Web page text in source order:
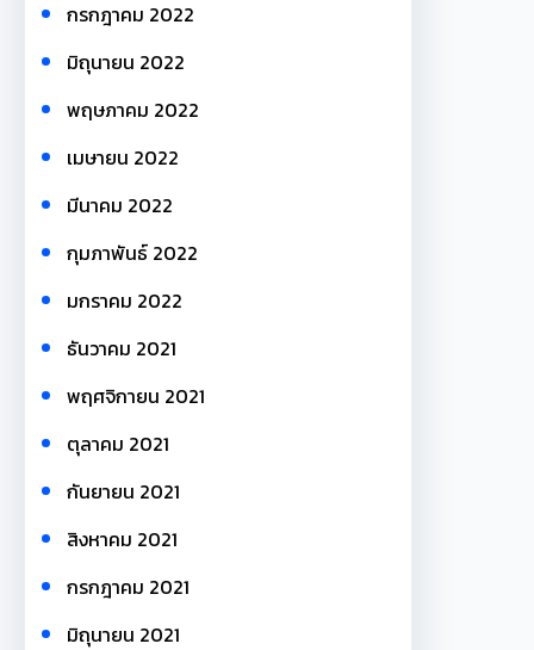
กรกฎาคม 2022
มิถุนายน 2022
พฤษภาคม 2022
เมษายน 2022
มีนาคม 2022
กุมภาพันธ์ 2022
มกราคม 2022
ธันวาคม 2021
พฤศจิกายน 2021
ตุลาคม 2021
กันยายน 2021
สิงหาคม 2021
กรกฎาคม 2021
มิถุนายน 2021